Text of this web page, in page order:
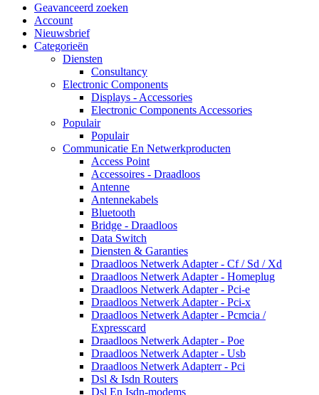
Geavanceerd zoeken
Account
Nieuwsbrief
Categorieën
Diensten
Consultancy
Electronic Components
Displays - Accessories
Electronic Components Accessories
Populair
Populair
Communicatie En Netwerkproducten
Access Point
Accessoires - Draadloos
Antenne
Antennekabels
Bluetooth
Bridge - Draadloos
Data Switch
Diensten & Garanties
Draadloos Netwerk Adapter - Cf / Sd / Xd
Draadloos Netwerk Adapter - Homeplug
Draadloos Netwerk Adapter - Pci-e
Draadloos Netwerk Adapter - Pci-x
Draadloos Netwerk Adapter - Pcmcia /
Expresscard
Draadloos Netwerk Adapter - Poe
Draadloos Netwerk Adapter - Usb
Draadloos Netwerk Adapterr - Pci
Dsl & Isdn Routers
Dsl En Isdn-modems